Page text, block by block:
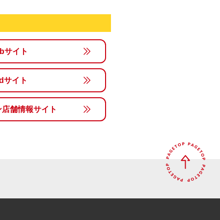
サイト
サイト
舗情報サイト